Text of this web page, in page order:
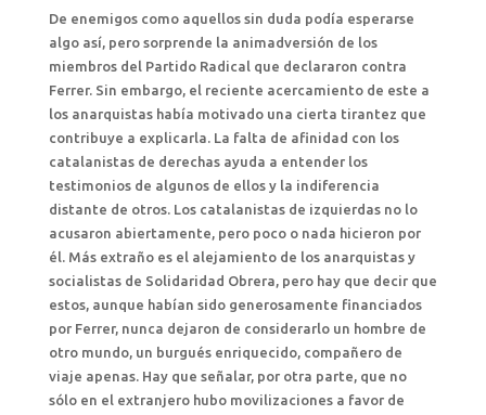
De enemigos como aquellos sin duda podía esperarse
algo así, pero sorprende la animadversión de los
miembros del Partido Radical que declararon contra
Ferrer. Sin embargo, el reciente acercamiento de este a
los anarquistas había motivado una cierta tirantez que
contribuye a explicarla. La falta de afinidad con los
catalanistas de derechas ayuda a entender los
testimonios de algunos de ellos y la indiferencia
distante de otros. Los catalanistas de izquierdas no lo
acusaron abiertamente, pero poco o nada hicieron por
él. Más extraño es el alejamiento de los anarquistas y
socialistas de Solidaridad Obrera, pero hay que decir que
estos, aunque habían sido generosamente financiados
por Ferrer, nunca dejaron de considerarlo un hombre de
otro mundo, un burgués enriquecido, compañero de
viaje apenas. Hay que señalar, por otra parte, que no
sólo en el extranjero hubo movilizaciones a favor de